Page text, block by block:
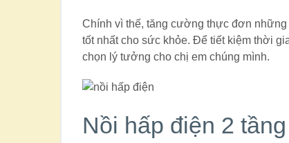
Chính vì thế, tăng cường thực đơn
tốt nhất cho sức khỏe. Để tiết kiệm thời
chọn lý tưởng cho chị em chúng mình.
Nồi hấp điện 2